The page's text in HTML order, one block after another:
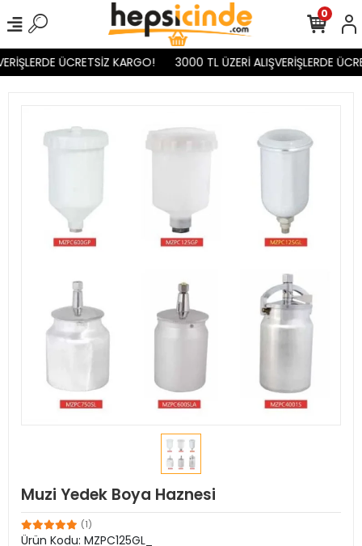
ÜCRETSİZ KARGO! 3000 TL ÜZERİ ALIŞVERİŞLERDE
0
Muzi Yedek Boya Haznesi
(1)
Ürün Kodu: MZPC125GL_